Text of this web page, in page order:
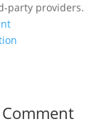
party providers.